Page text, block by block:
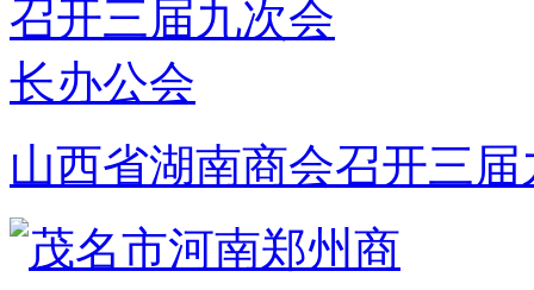
山西省湖南商会召开三